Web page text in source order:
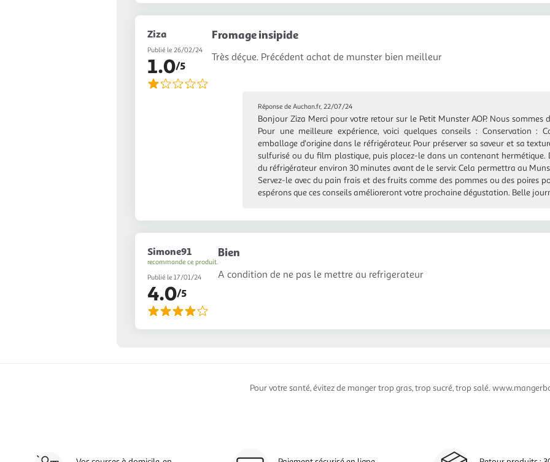
Ziza
Publié le 26/02/24
1.0/5
Fromage insipide
Très déçue. Précédent achat de munster bien meilleur
Réponse de Auchan.fr, 22/07/24
Bonjour Ziza Merci pour votre retour sur le Petit Munster AOP. Nous sommes
Pour une meilleure expérience, voici quelques conseils : Conservation :
emballage d'origine dans le réfrigérateur. Pour préserver sa saveur et sa
sulfurisé ou du film plastique, puis placez-le dans un contenant hermétique.
du réfrigérateur environ 30 minutes avant de le servir. Cela permettra au
Servez-le avec du pain frais et des fruits comme des pommes ou des poires
espérons que ces conseils amélioreront votre prochaine dégustation. Belle
Simone91
recommande ce produit.
Publié le 17/01/24
4.0/5
Bien
A condition de ne pas le mettre au refrigerateur
Pour votre santé, évitez de manger trop gras, trop sucré, trop salé.